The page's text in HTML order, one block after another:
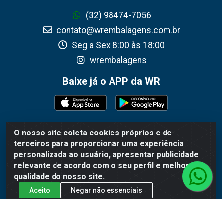
O nosso site coleta cookies próprios e de
terceiros para proporcionar uma experiência
personalizada ao usuário, apresentar publicidade
relevante de acordo com o seu perfil e melhorar a
qualidade do nosso site.
Aceito Negar não essenciais
(32) 98474-7056
contato@wrembalagens.com.br
Seg a Sex 8:00 às 18:00
wrembalagens
Baixe já o APP da WR
WR Embalagens - R. Cel. Teodoro Gomes de Araújo, 1360 -
Grogotó - Barbacena / MG - CEP 36202-628 - CNPJ
02.692.206/0001-55